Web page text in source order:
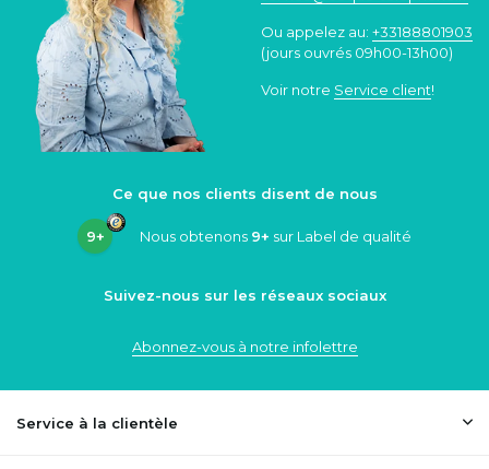
Ou appelez au: +33188801903
(jours ouvrés 09h00-13h00)
Voir notre Service client!
Ce que nos clients disent de nous
9+ Nous obtenons 9+ sur Label de qualité
Suivez-nous sur les réseaux sociaux
Abonnez-vous à notre infolettre
Service à la clientèle